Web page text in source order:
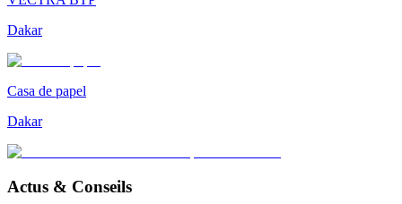
Dakar
Casa de papel
Dakar
Actus & Conseils